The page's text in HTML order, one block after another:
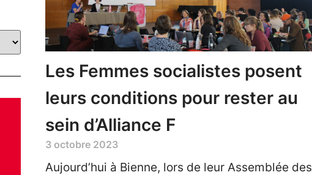
Les Femmes socialistes posent
leurs conditions pour rester au
sein d’Alliance F
3 octobre 2023
Aujourd’hui à Bienne, lors de leur Assemblée des